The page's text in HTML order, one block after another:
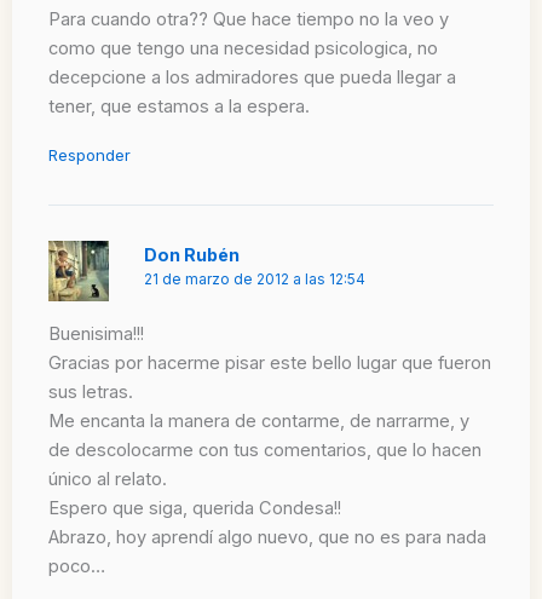
Para cuando otra?? Que hace tiempo no la veo y
como que tengo una necesidad psicologica, no
decepcione a los admiradores que pueda llegar a
tener, que estamos a la espera.
Responder
Don Rubén
21 de marzo de 2012 a las 12:54
Buenisima!!!
Gracias por hacerme pisar este bello lugar que fueron
sus letras.
Me encanta la manera de contarme, de narrarme, y
de descolocarme con tus comentarios, que lo hacen
único al relato.
Espero que siga, querida Condesa!!
Abrazo, hoy aprendí algo nuevo, que no es para nada
poco…